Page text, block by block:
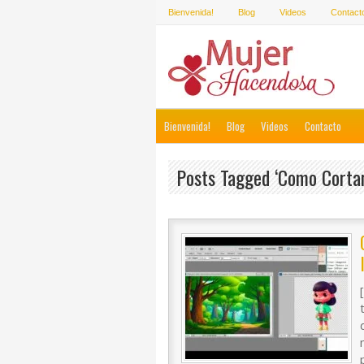
Bienvenida! Blog Videos
Bienvenida! Blog Videos Contacto
Posts Tagged ‘como